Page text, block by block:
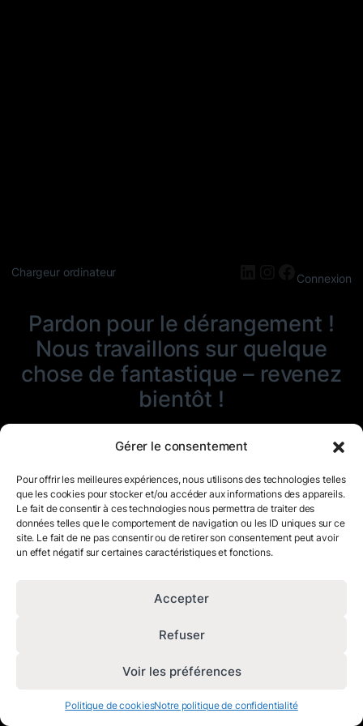
Gérer le consentement
Pour offrir les meilleures expériences, nous utilisons des technologies telles
que les cookies pour stocker et/ou accéder aux informations des appareils.
Le fait de consentir à ces technologies nous permettra de traiter des
données telles que le comportement de navigation ou les ID uniques sur ce
site. Le fait de ne pas consentir ou de retirer son consentement peut avoir
un effet négatif sur certaines caractéristiques et fonctions.
Accepter
Refuser
Voir les préférences
Politique de cookiesNotre politique de confidentialité
Chargeur ordinateur LinkedIn
Instagram
Connexion
Pardon pour le dérangement !
Nous travaillons sur quelque
chose de fantastique – revenez
bientôt !